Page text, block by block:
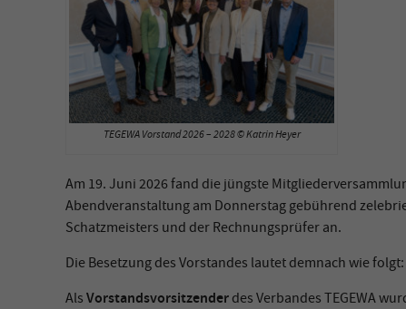
TEGEWA Vorstand 2026 – 2028 ©️ Katrin Heyer
Am 19. Juni 2026 fand die jüngste
Abendveranstaltung am Donnerstag gebührend
Schatzmeisters und der Rechnungsprüfer an.
Die Besetzung des Vorstandes lautet demnach wie folgt:
Als Vorstandsvorsitzender des Verbandes TEGEWA